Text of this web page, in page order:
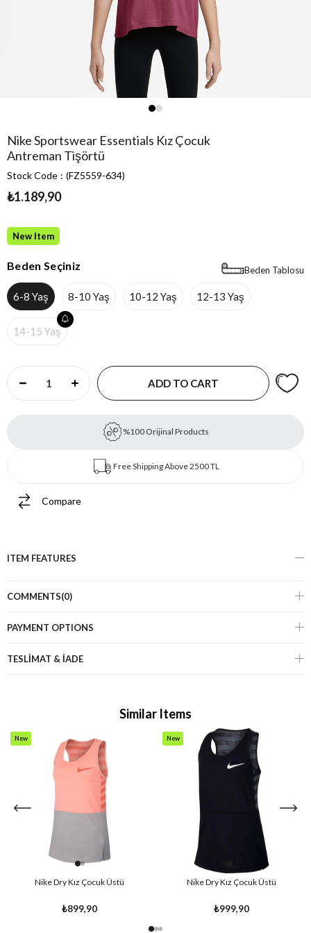
Nike Sportswear Essentials Kız Çocuk
Antreman Tişörtü
Stock Code (FZ5559-634)
₺1.189,90
New Item
Beden Tablosu
Beden Seçiniz
6-8 Yaş 8-10 Yaş 10-12 Yaş 12-13 Yaş
14-15 Yaş
%100 Orijinal Products
Free Shipping Above 2500 TL
Compare
ITEM FEATURES
COMMENTS(0)
PAYMENT OPTIONS
TESLİMAT & İADE
Similar Items
Nike Dry Kız Çocuk Üstü
₺899,90
New
Nike Dry Kız Çocuk Üstü
₺999,90
New